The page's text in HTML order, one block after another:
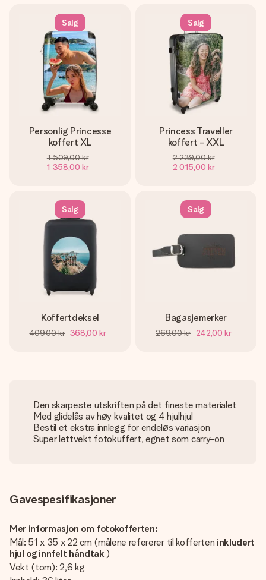
Salg
Personlig Princesse
koffert XL
1 509,00 kr
1 358,00 kr
Salg
Princess Traveller
koffert - XXL
2 239,00 kr
2 015,00 kr
Salg
Koffertdeksel
409,00 kr 368,00 kr
Salg
Bagasjemerker
269,00 kr 242,00 kr
Den skarpeste utskriften på det fineste materialet
Med glidelås av høy kvalitet og 4 hjulhjul
Bestil et ekstra innlegg for endeløs variasjon
Super lettvekt fotokuffert, egnet som carry-on
Gavespesifikasjoner
Mer informasjon om fotokofferten:
Mål: 51 x 35 x 22 cm (målene refererer til kofferten inkludert
hjul og innfelt håndtak )
Vekt (tom): 2,6 kg